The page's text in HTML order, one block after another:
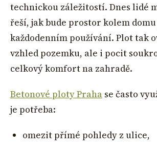
technickou záležitostí. Dnes lidé
řeší, jak bude prostor kolem
každodenním používání. Plot tak
vzhled pozemku, ale i pocit
celkový komfort na zahradě.
Betonové ploty Praha se často
je potřeba:
omezit přímé pohledy z ulice,